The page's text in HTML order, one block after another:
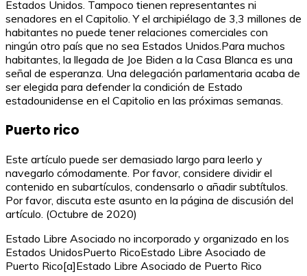
Estados Unidos. Tampoco tienen representantes ni
senadores en el Capitolio. Y el archipiélago de 3,3 millones de
habitantes no puede tener relaciones comerciales con
ningún otro país que no sea Estados Unidos.Para muchos
habitantes, la llegada de Joe Biden a la Casa Blanca es una
señal de esperanza. Una delegación parlamentaria acaba de
ser elegida para defender la condición de Estado
estadounidense en el Capitolio en las próximas semanas.
Puerto rico
Este artículo puede ser demasiado largo para leerlo y
navegarlo cómodamente. Por favor, considere dividir el
contenido en subartículos, condensarlo o añadir subtítulos.
Por favor, discuta este asunto en la página de discusión del
artículo. (Octubre de 2020)
Estado Libre Asociado no incorporado y organizado en los
Estados UnidosPuerto RicoEstado Libre Asociado de
Puerto Rico[a]Estado Libre Asociado de Puerto Rico